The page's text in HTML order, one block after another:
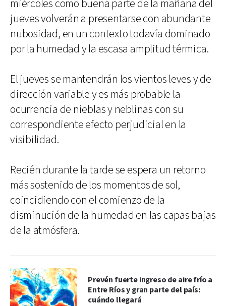
miércoles como buena parte de la mañana del
jueves volverán a presentarse con abundante
nubosidad, en un contexto todavía dominado
por la humedad y la escasa amplitud térmica.
El jueves se mantendrán los vientos leves y de
dirección variable y es más probable la
ocurrencia de nieblas y neblinas con su
correspondiente efecto perjudicial en la
visibilidad.
Recién durante la tarde se espera un retorno
más sostenido de los momentos de sol,
coincidiendo con el comienzo de la
disminución de la humedad en las capas bajas
de la atmósfera.
Prevén fuerte ingreso de aire frío a
Entre Ríos y gran parte del país:
cuándo llegará